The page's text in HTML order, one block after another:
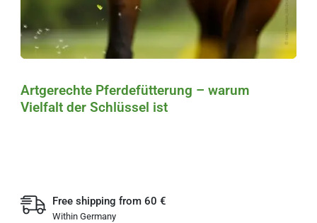
Artgerechte Pferdefütterung – warum
Vielfalt der Schlüssel ist
Free shipping from 60 €
Within Germany